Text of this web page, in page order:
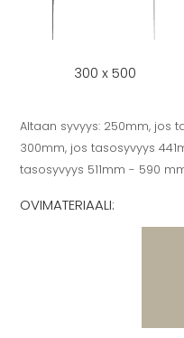
300 x 500
Altaan syvyys: 250mm, jos
300mm, jos tasosyvyys
tasosyvyys 511mm - 590
OVIMATERIAALI: